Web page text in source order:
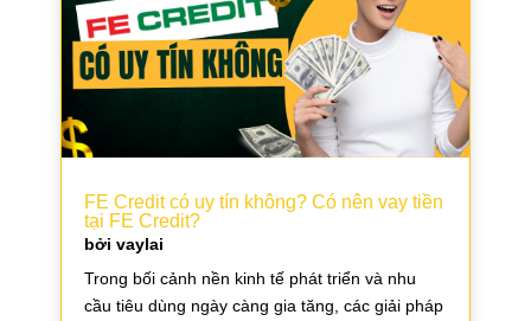
FE Credit có uy tín không? Có nên vay tiền
tại FE Credit?
bởi vaylai
Trong bối cảnh nền kinh tế phát triển và nhu
cầu tiêu dùng ngày càng gia tăng, các giải pháp